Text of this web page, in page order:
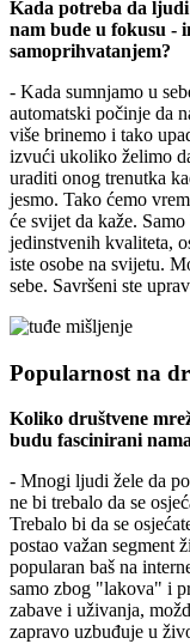
Kada potreba da
nam bude u fokusu -
samoprihvatanjem?
- Kada sumnjamo u
automatski počinje da
više brinemo i tako
izvući ukoliko želimo
uraditi onog trenutka
jesmo. Tako ćemo
će svijet da kaže.
jedinstvenih kvaliteta,
iste osobe na svijetu.
sebe. Savršeni ste
Popularnost na
Koliko društvene
budu fascinirani
- Mnogi ljudi žele da
ne bi trebalo da se
Trebalo bi da se
postao važan segment
popularan baš na
samo zbog "lakova" i
zabave i uživanja,
zapravo uzbuđuje u